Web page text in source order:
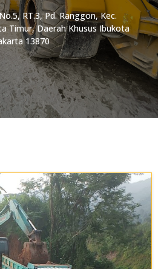
RT.3, Pd. Ranggon, Kec.
Timur, Daerah Khusus Ibukota
13870